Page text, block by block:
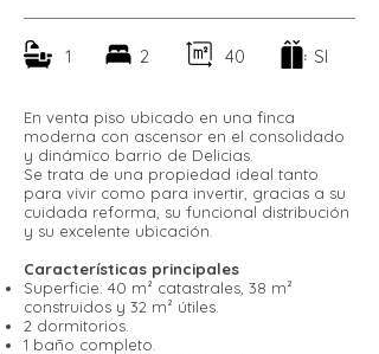
1 2 40 SI
En venta piso ubicado en una finca
moderna con ascensor en el consolidado
y dinámico barrio de Delicias.
Se trata de una propiedad ideal tanto
para vivir como para invertir, gracias a su
cuidada reforma, su funcional distribución
y su excelente ubicación.
Características principales
Superficie: 40 m² catastrales, 38 m²
construidos y 32 m² útiles.
2 dormitorios.
1 baño completo.